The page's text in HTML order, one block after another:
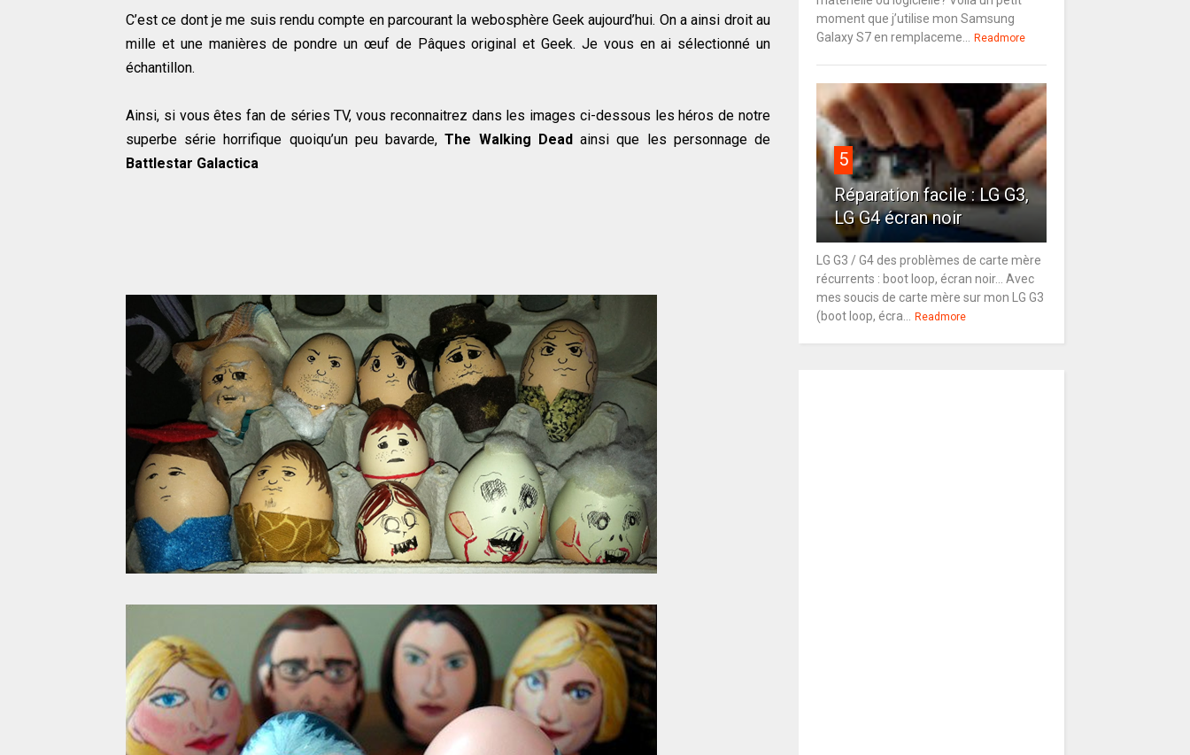
C’est ce dont je me suis rendu compte en parcourant la webosphère Geek aujourd’hui. On a ainsi droit au
mille et une manières de pondre un œuf de Pâques original et Geek. Je vous en ai sélectionné un
échantillon.
Ainsi, si vous êtes fan de séries TV, vous reconnaitrez dans les images ci-dessous les héros de notre
superbe série horrifique quoiqu’un peu bavarde,The Walking Deadainsi que les personnage de
Battlestar Galactica
moment que j’utilise mon Samsung
Galaxy S7 en remplaceme...
Readmore
5
Réparation facile : LG G3,
LG G4 écran noir
LG G3 / G4 des problèmes de carte mère
récurrents : boot loop, écran noir... Avec
mes soucis de carte mère sur mon LG G3
(boot loop, écra...
Readmore